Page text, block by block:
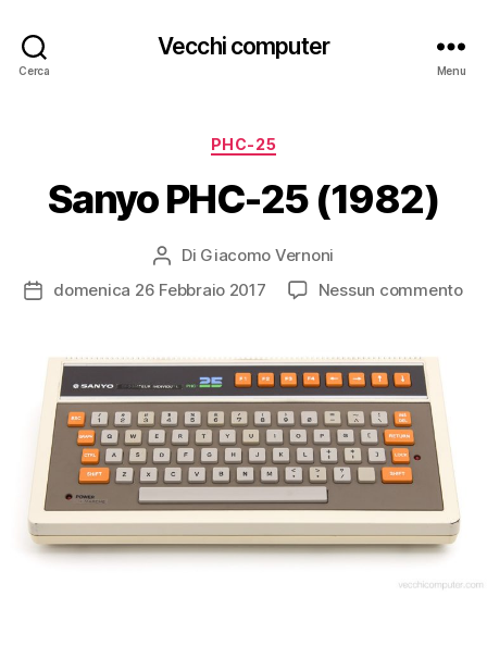
Cerca
Vecchi computer
Menu
Categorie
PHC-25
Sanyo PHC-25 (1982)
Autore
articolo
Di Giacomo Vernoni
Datadomenica 26 Febbraio 2017 Nessun commentosu